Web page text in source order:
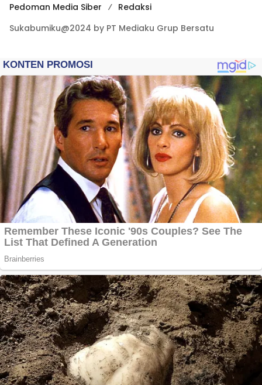
Pedoman Media Siber
Redaksi
Sukabumiku@2024 by PT Mediaku Grup Bersatu